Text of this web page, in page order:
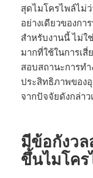
สุดไมโครไพล์ไม่
อย่างเดียวของก
สำหรับงานนี้ ไม่ใ
มากที่ใช้ในการเสี่
สอบสถานะการท
ประสิทธิภาพของ
จากปัจจัยดังกล่า
มีข้อกังว
ขึ้นไมโคร